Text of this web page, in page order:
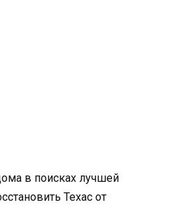
в поисках лучшей
Техас от